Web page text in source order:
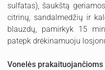
sulfatas), šaukštą
citrinų, sandalmedžių ir
blauzdų, pamirkyk 15
patepk drėkinamuoju
Vonelės prakaituojančioms